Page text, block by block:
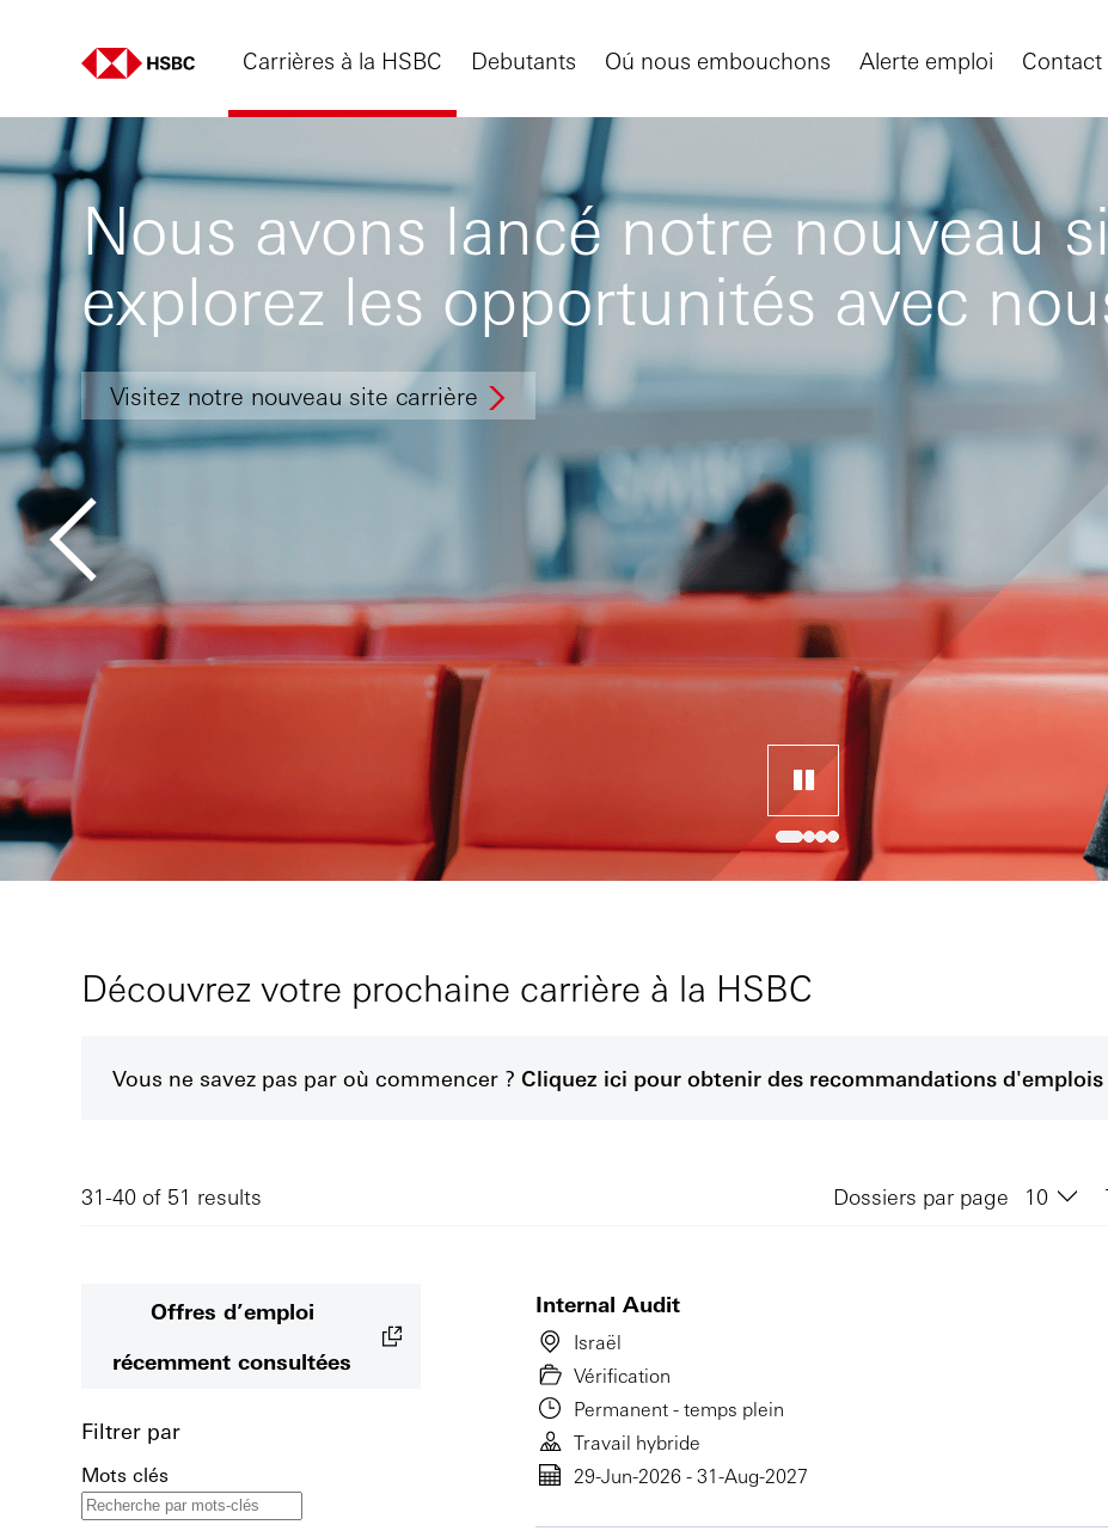
Carrières à la HSBC Debutants Oú nous embouchons Alerte emploi Contact
Nous avons lancé notre nouveau
explorez les opportunités avec
Visitez notre nouveau site carrière
Découvrez votre prochaine carrière à la HSBC
Vous ne savez pas par où commencer ? Cliquez ici pour obtenir des recommandations d'emplois
31-40 of 51 results Dossiers par page
Offres d’emploi
récemment consultées
Filtrer par
Mots clés
Internal Audit
Israël
Vérification
Permanent - temps plein
Travail hybride
29-Jun-2026 - 31-Aug-2027